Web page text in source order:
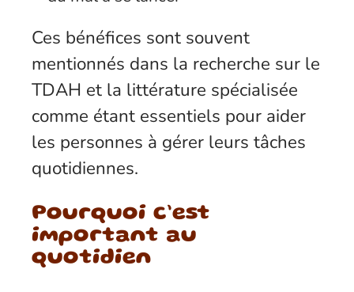
Ces bénéfices sont souvent
mentionnés dans la recherche sur le
TDAH et la littérature spécialisée
comme étant essentiels pour aider
les personnes à gérer leurs tâches
quotidiennes.
Pourquoi c’est
important au
quotidien